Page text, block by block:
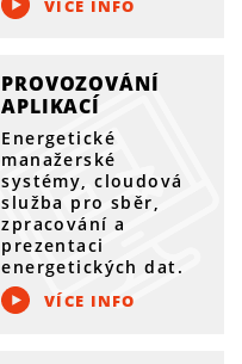
VÍCE INFO
PROVOZOVÁNÍ
APLIKACÍ
Energetické
manažerské
systémy, cloudová
služba pro sběr,
zpracování a
prezentaci
energetických dat.
VÍCE INFO